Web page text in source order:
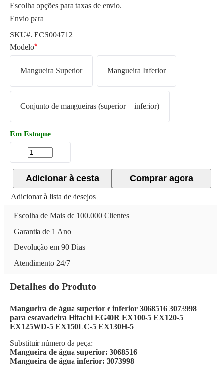
Escolha opções para taxas de envio.
Envio para
SKU#: ECS004712
Modelo
Mangueira Superior Mangueira Inferior
Conjunto de mangueiras (superior + inferior)
Em Estoque
Comprar agora
Adicionar à cesta
Adicionar à lista de desejos
Escolha de Mais de 100.000 Clientes
Garantia de 1 Ano
Devolução em 90 Dias
Atendimento 24/7
Detalhes do Produto
Mangueira de água superior e inferior 3068516 3073998
para escavadeira Hitachi EG40R EX100-5 EX120-5
EX125WD-5 EX150LC-5 EX130H-5
Substituir número da peça:
Mangueira de água superior: 3068516
Mangueira de água inferior: 3073998